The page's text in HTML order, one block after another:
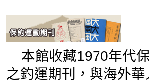
本館收藏1970年代
之釣運期刊，與海外